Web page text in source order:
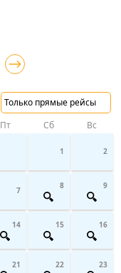
Только прямые рейсы
Пт Сб Вс
1 2
7 8 9
14 15 16
21 22 23